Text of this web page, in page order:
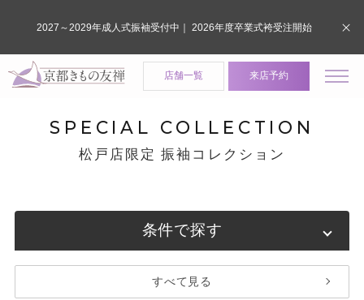
店舗一覧 来店予約
SPECIAL COLLECTION
松戸店限定 振袖コレクション
条件で探す
すべて見る
2027～2029年成人式振袖受付中｜ 2026年度卒業式袴受注開始